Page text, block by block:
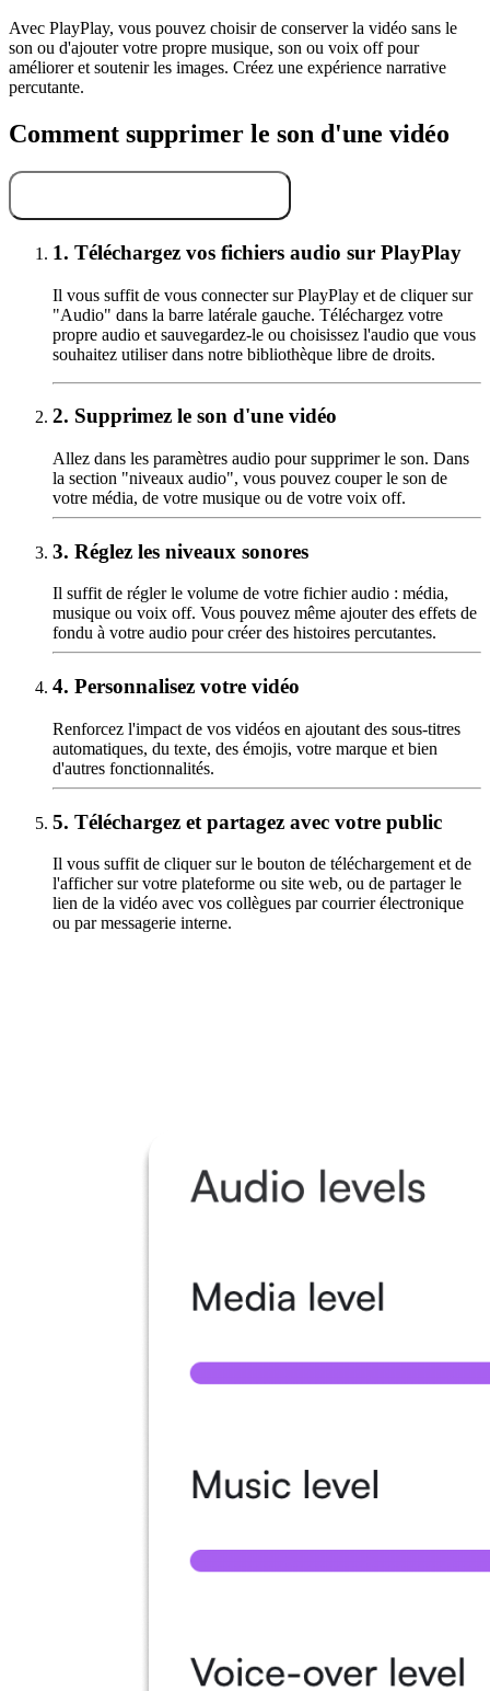
Avec PlayPlay, vous pouvez choisir de conserver la vidéo sans le
son ou d'ajouter votre propre musique, son ou voix off pour
améliorer et soutenir les images. Créez une expérience narrative
percutante.
Comment supprimer le son d'une vidéo
1. Téléchargez vos fichiers audio sur PlayPlay
Il vous suffit de vous connecter sur PlayPlay et de cliquer sur
"Audio" dans la barre latérale gauche. Téléchargez votre
propre audio et sauvegardez-le ou choisissez l'audio que vous
souhaitez utiliser dans notre bibliothèque libre de droits.
2. Supprimez le son d'une vidéo
Allez dans les paramètres audio pour supprimer le son. Dans
la section "niveaux audio", vous pouvez couper le son de
votre média, de votre musique ou de votre voix off.
3. Réglez les niveaux sonores
Il suffit de régler le volume de votre fichier audio : média,
musique ou voix off. Vous pouvez même ajouter des effets de
fondu à votre audio pour créer des histoires percutantes.
4. Personnalisez votre vidéo
Renforcez l'impact de vos vidéos en ajoutant des sous-titres
automatiques, du texte, des émojis, votre marque et bien
d'autres fonctionnalités.
5. Téléchargez et partagez avec votre public
Il vous suffit de cliquer sur le bouton de téléchargement et de
l'afficher sur votre plateforme ou site web, ou de partager le
lien de la vidéo avec vos collègues par courrier électronique
ou par messagerie interne.